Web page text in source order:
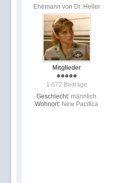
Ehemann von Dr. Heller
Mitglieder
1.672 Beiträge
Geschlecht: männlich
Wohnort: New Pacifica